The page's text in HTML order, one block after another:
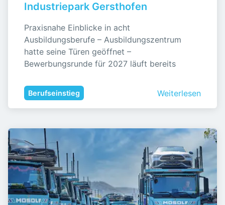
Industriepark Gersthofen
Praxisnahe Einblicke in acht
Ausbildungsberufe – Ausbildungszentrum
hatte seine Türen geöffnet –
Bewerbungsrunde für 2027 läuft bereits
Berufseinstieg Weiterlesen